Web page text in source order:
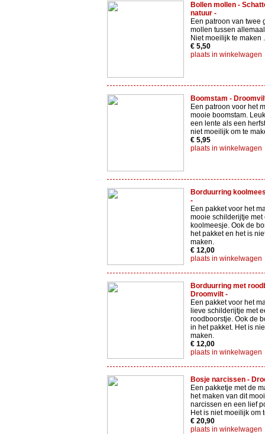
Bollen mollen -
natuur -
Een patroon van twee
mollen tussen
Niet moeilijk te maken .
€ 5,50
plaats in winkelwagen
Boomstam -
Een patroon voor het
mooie boomstam.
een lente als een
niet moeilijk om te
€ 5,95
plaats in winkelwagen
Borduurring
-
Een pakket voor het
mooie schilderijtje met
koolmeesje. Ook de
het pakket en het is
maken.
€ 12,00
plaats in winkelwagen
Borduurring met
Droomvilt -
Een pakket voor het
lieve schilderijtje met
roodboorstje. Ook de
in het pakket. Het is
maken.
€ 12,00
plaats in winkelwagen
Bosje narcissen -
Een pakketje met de
het maken van dit
narcissen en een lief
Het is niet moeilijk om
€ 20,90
plaats in winkelwagen